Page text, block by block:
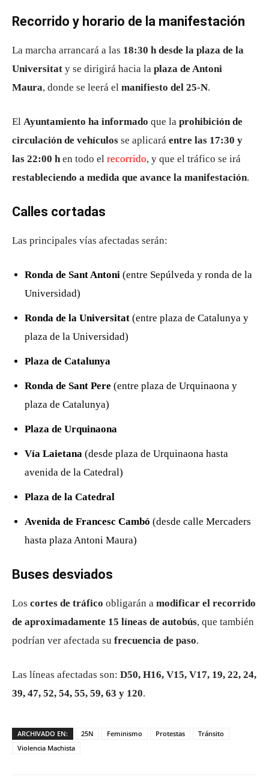
Recorrido y horario de la manifestación
La marcha arrancará a las 18:30 h desde la plaza de la
Universitat y se dirigirá hacia la plaza de Antoni
Maura, donde se leerá el manifiesto del 25-N.
El Ayuntamiento ha informado que la prohibición de
circulación de vehículos se aplicará entre las 17:30 y
las 22:00 hen todo el recorrido, y que el tráfico se irá
restableciendo a medida que avance la manifestación.
Calles cortadas
Las principales vías afectadas serán:
Ronda de Sant Antoni (entre Sepúlveda y ronda de la
Universidad)
Ronda de la Universitat (entre plaza de Catalunya y
plaza de la Universidad)
Plaza de Catalunya
Ronda de Sant Pere (entre plaza de Urquinaona y
plaza de Catalunya)
Plaza de Urquinaona
Vía Laietana (desde plaza de Urquinaona hasta
avenida de la Catedral)
Plaza de la Catedral
Avenida de Francesc Cambó (desde calle Mercaders
hasta plaza Antoni Maura)
Buses desviados
Los cortes de tráfico obligarán a modificar el recorrido
de aproximadamente 15 líneas de autobús, que también
podrían ver afectada su frecuencia de paso.
Las líneas afectadas son: D50, H16, V15, V17, 19, 22, 24,
39, 47, 52, 54, 55, 59, 63 y 120.
ARCHIVADO EN: 25N Feminismo Protestas
Tránsito
Violencia Machista